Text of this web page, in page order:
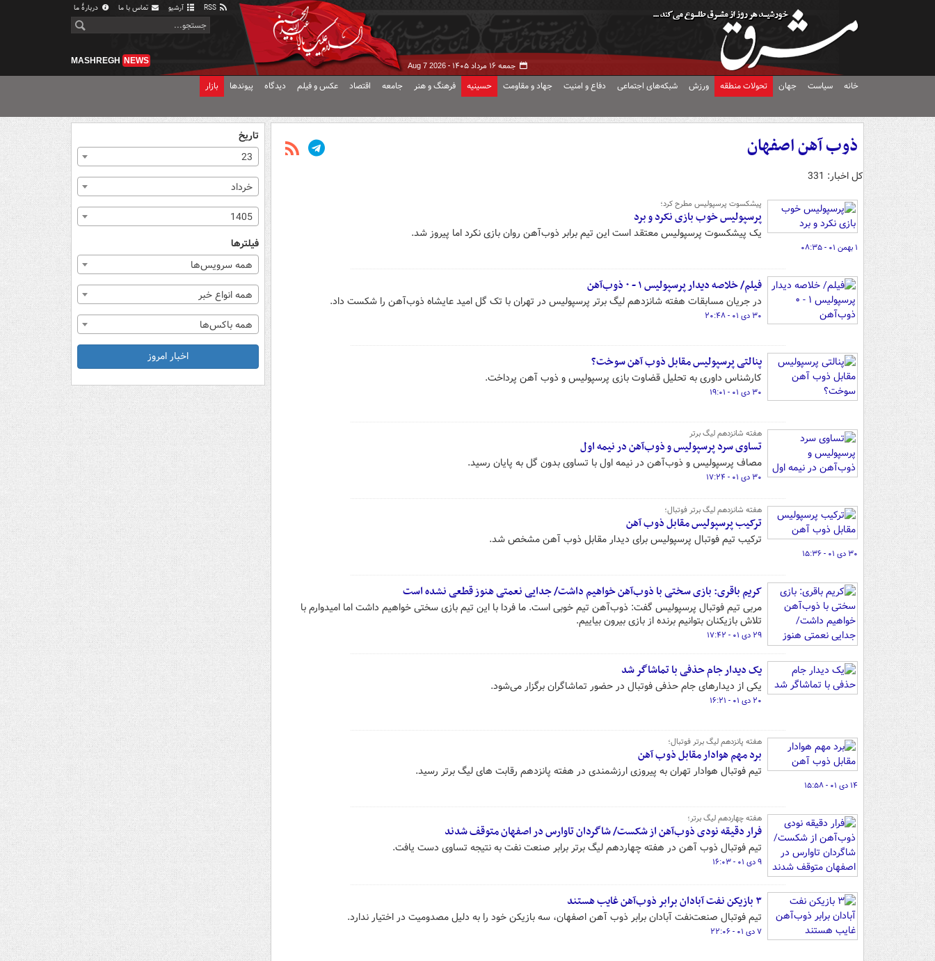
آرشیو تماس با ما دربارهٔ ما
جمعه ۱۶ مرداد ۱۴۰۵ - Aug 7 2026
MASHREGH NEWS
خانه سیاست جهان تحولات منطقه ورزش شبکه‌های اجتماعی دفاع و امنیت جهاد و مقاومت حسینیه فرهنگ و هنر جامعه اقتصاد عکس و فیلم دیدگاه پیوندها بازار
ذوب آهن اصفهان
کل اخبار: 331
پیشکسوت پرسپولیس مطرح کرد؛
پرسپولیس خوب بازی نکرد و برد
یک پیشکسوت پرسپولیس معتقد است این تیم برابر ذوب‌آهن روان بازی نکرد اما پیروز شد.
۱ بهمن ۰۱ - ۰۸:۳۵
فیلم/ خلاصه دیدار پرسپولیس ۱ - ۰ ذوب‌آهن
در جریان مسابقات هفته شانزدهم لیگ برتر پرسپولیس در تهران با تک گل امید عایشاه ذوب‌آهن را شکست داد.
۳۰ دی ۰۱ - ۲۰:۴۸
پنالتی پرسپولیس مقابل ذوب آهن سوخت؟
کارشناس داوری به تحلیل قضاوت بازی پرسپولیس و ذوب آهن پرداخت.
۳۰ دی ۰۱ - ۱۹:۰۱
هفته شانزدهم لیگ برتر
تساوی سرد پرسپولیس و ذوب‌آهن در نیمه اول
مصاف پرسپولیس و ذوب‌آهن در نیمه اول با تساوی بدون گل به پایان رسید.
۳۰ دی ۰۱ - ۱۷:۲۴
هفته شانزدهم لیگ برتر فوتبال؛
ترکیب پرسپولیس مقابل ذوب آهن
ترکیب تیم فوتبال پرسپولیس برای دیدار مقابل ذوب آهن مشخص شد.
۳۰ دی ۰۱ - ۱۵:۳۶
کریم باقری: بازی سختی با ذوب‌آهن خواهیم داشت/ جدایی نعمتی هنوز قطعی نشده است
مربی تیم فوتبال پرسپولیس گفت: ذوب‌آهن تیم خوبی است. ما فردا با این تیم بازی سختی خواهیم داشت اما امیدوارم با
تلاش بازیکنان بتوانیم برنده از بازی بیرون بیاییم.
۲۹ دی ۰۱ - ۱۷:۴۲
یک دیدار جام حذفی با تماشاگر شد
یکی از دیدارهای جام حذفی فوتبال در حضور تماشاگران برگزار می‌شود.
۲۰ دی ۰۱ - ۱۶:۲۱
هفته پانزدهم لیگ برتر فوتبال؛
برد مهم هوادار مقابل ذوب آهن
تیم فوتبال هوادار تهران به پیروزی ارزشمندی در هفته پانزدهم رقابت های لیگ برتر رسید.
۱۴ دی ۰۱ - ۱۵:۵۸
هفته چهاردهم لیگ برتر؛
فرار دقیقه نودی ذوب‌آهن از شکست/ شاگردان تاوارس در اصفهان متوقف شدند
تیم فوتبال ذوب آهن در هفته چهاردهم لیگ برتر برابر صنعت نفت به نتیجه تساوی دست یافت.
۹ دی ۰۱ - ۱۶:۰۳
۳ بازیکن نفت آبادان برابر ذوب‌آهن غایب هستند
تیم فوتبال صنعت‌نفت آبادان برابر ذوب آهن اصفهان، سه بازیکن خود را به دلیل مصدومیت در اختیار ندارد.
۷ دی ۰۱ - ۲۲:۰۶
تاریخ
23
خرداد
1405
فیلترها
همه سرویس‌ها
همه انواع خبر
همه باکس‌ها
اخبار امروز